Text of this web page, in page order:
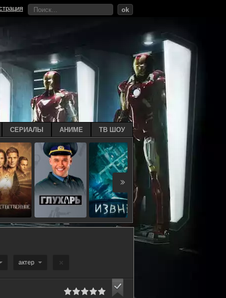
актер
ok
СЕРИАЛЫ АНИМЕ ТВ ШОУ